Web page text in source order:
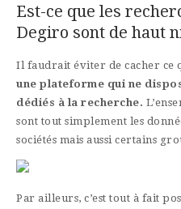
Est-ce que les
Degiro sont de haut
Il faudrait éviter de cacher ce
une plateforme qui ne
dédiés à la recherche.
sont tout simplement les
sociétés mais aussi certains
Par ailleurs, c’est tout à fait